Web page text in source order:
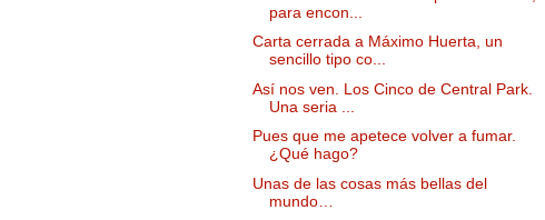
para encon...
Carta cerrada a Máximo Huerta, un
sencillo tipo co...
Así nos ven. Los Cinco de Central Park.
Una seria ...
Pues que me apetece volver a fumar.
¿Qué hago?
Unas de las cosas más bellas del
mundo…